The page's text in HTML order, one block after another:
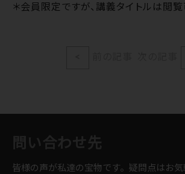
＊会員限定ですが、講義タイトルは閲
皆様の声が私達の宝物です。疑問点はお